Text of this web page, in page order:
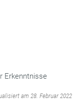
Erkenntnisse
am 28. Februar 2022